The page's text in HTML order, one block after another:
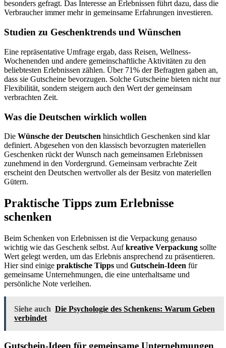
besonders gefragt. Das Interesse an Erlebnissen führt dazu, dass die
Verbraucher immer mehr in gemeinsame Erfahrungen investieren.
Studien zu Geschenktrends und Wünschen
Eine repräsentative Umfrage ergab, dass Reisen, Wellness-
Wochenenden und andere gemeinschaftliche Aktivitäten zu den
beliebtesten Erlebnissen zählen. Über 71% der Befragten gaben an,
dass sie Gutscheine bevorzugen. Solche Gutscheine bieten nicht nur
Flexibilität, sondern steigern auch den Wert der gemeinsam
verbrachten Zeit.
Was die Deutschen wirklich wollen
Die Wünsche der Deutschen hinsichtlich Geschenken sind klar
definiert. Abgesehen von den klassisch bevorzugten materiellen
Geschenken rückt der Wunsch nach gemeinsamen Erlebnissen
zunehmend in den Vordergrund. Gemeinsam verbrachte Zeit
erscheint den Deutschen wertvoller als der Besitz von materiellen
Gütern.
Praktische Tipps zum Erlebnisse
schenken
Beim Schenken von Erlebnissen ist die Verpackung genauso
wichtig wie das Geschenk selbst. Aufkreative Verpackung sollte
Wert gelegt werden, um das Erlebnis ansprechend zu präsentieren.
Hier sind einige praktische Tipps und Gutschein-Ideen für
gemeinsame Unternehmungen, die eine unterhaltsame und
persönliche Note verleihen.
Siehe auch Die Psychologie des Schenkens: Warum Geben
verbindet
Gutschein-Ideen für gemeinsame Unternehmungen